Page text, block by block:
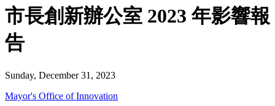
市長創新辦公室 2023 年影響報
告
Sunday, December 31, 2023
Mayor's Office of Innovation